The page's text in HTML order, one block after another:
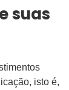
suas
isto é,